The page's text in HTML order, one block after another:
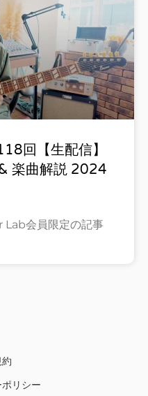
回【生配信】
楽曲解説 2024
Lab会員限定の記事
リシー